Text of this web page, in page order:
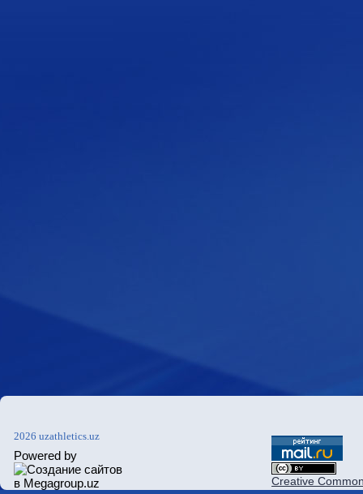
2026 uzathletics.uz
Powered by
Creative